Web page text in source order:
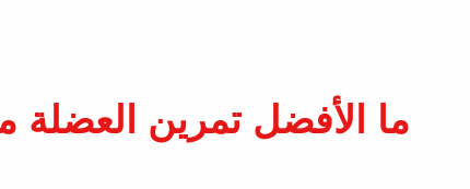
ما الأفضل تمرين العضلة